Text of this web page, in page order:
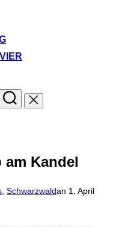
Kandel
, Schwarzwaldan Veröffentlicht
1. April